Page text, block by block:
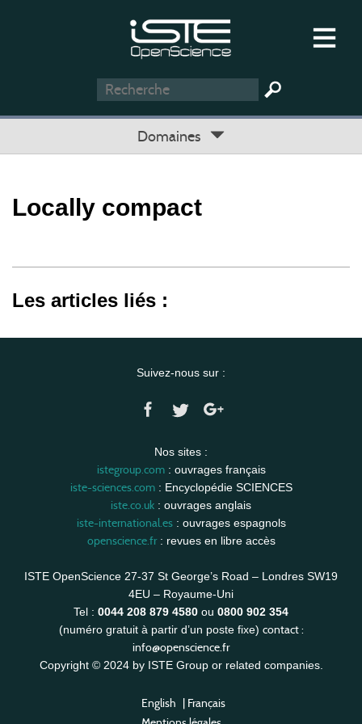
Domaines
Locally compact
Les articles liés :
Suivez-nous sur :
Nos sites :
istegroup.com: ouvrages français
iste-sciences.com: Encyclopédie SCIENCES
iste.co.uk : ouvrages anglais
iste-international.es: ouvrages espagnols
openscience.fr: revues en libre accès
ISTE OpenScience 27-37 St George’s Road – Londres SW19
4EU – Royaume-Uni
Tel : 0044 208 879 4580 ou 0800 902 354
(numéro gratuit à partir d’un poste fixe) contact :
info@openscience.fr
Copyright © 2024 by ISTE Group or related companies.
English | Français